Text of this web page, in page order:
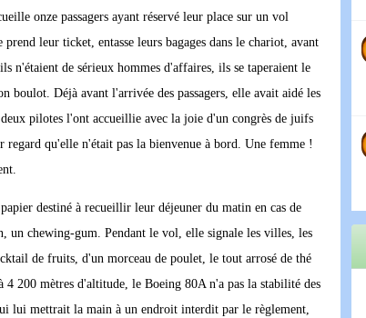
onze passagers ayant réservé leur place sur un vol
leur ticket, entasse leurs bagages dans le chariot, avant
n'étaient de sérieux hommes d'affaires, ils se taperaient le
boulot. Déjà avant l'arrivée des passagers, elle avait aidé les
pilotes l'ont accueillie avec la joie d'un congrès de juifs
qu'elle n'était pas la bienvenue à bord. Une femme !
destiné à recueillir leur déjeuner du matin en cas de
un chewing-gum. Pendant le vol, elle signale les villes, les
de fruits, d'un morceau de poulet, le tout arrosé de thé
200 mètres d'altitude, le Boeing 80A n'a pas la stabilité des
lui mettrait la main à un endroit interdit par le règlement,